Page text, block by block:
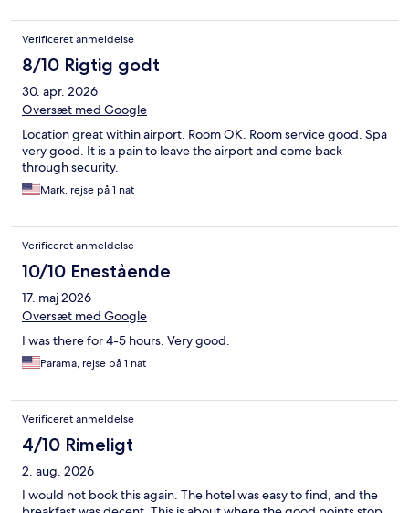
Verificeret anmeldelse
8/10 Rigtig godt
30. apr. 2026
Oversæt med Google
Location great within airport. Room OK. Room service good. Spa
very good. It is a pain to leave the airport and come back
through security.
Mark, rejse på 1 nat
Verificeret anmeldelse
10/10 Enestående
17. maj 2026
Oversæt med Google
I was there for 4-5 hours. Very good.
Parama, rejse på 1 nat
Verificeret anmeldelse
4/10 Rimeligt
2. aug. 2026
I would not book this again. The hotel was easy to find, and the